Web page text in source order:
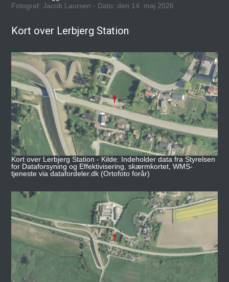
Fotograf: Jacob Laursen - Dato: den 14. maj 2026
Kort over Lerbjerg Station
Kort over Lerbjerg Station - Kilde: Indeholder data fra Styrelsen
for Dataforsyning og Effektivisering, skærmkortet, WMS-
tjeneste via datafordeler.dk (Ortofoto forår)